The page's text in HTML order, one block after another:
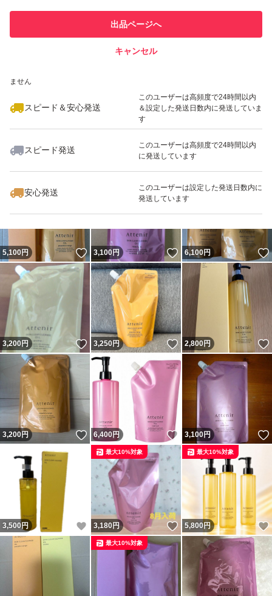
での取引実績があります
ません
スピード＆安心発送
このユーザーは高頻度で24時間以内
＆設定した発送日数内に発送していま
す
スピード発送
このユーザーは高頻度で24時間以内
に発送しています
安心発送
このユーザーは設定した発送日数内に
発送しています
出品ページへ
キャンセル
いいね！
3,100
5,100円 いいね！
3,100円 いいね！
6,100円
3,200円 いいね！
3,250円 いいね！
2,800円
3,200円 いいね！
6,400円 いいね！
3,100円
3,500円 いいね！
3,180円 いいね！
最大10%対象
5,800円
最大10%対象
最大10%対象